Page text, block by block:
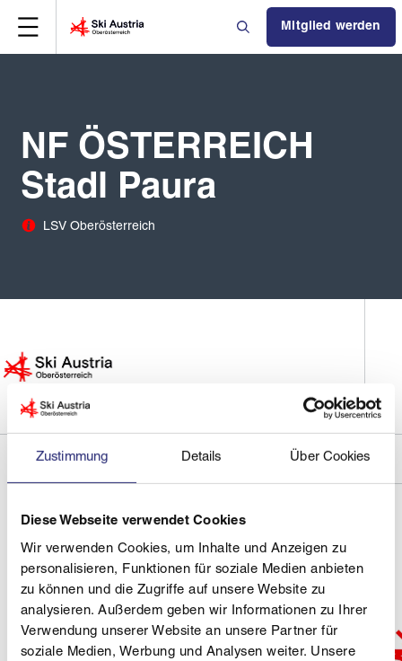
Zustimmung Details Über Cookies
Diese Webseite verwendet Cookies
Wir verwenden Cookies, um Inhalte und Anzeigen zu
personalisieren, Funktionen für soziale Medien anbieten
zu können und die Zugriffe auf unsere Website zu
analysieren. Außerdem geben wir Informationen zu Ihrer
Verwendung unserer Website an unsere Partner für
soziale Medien, Werbung und Analysen weiter. Unsere
Mitglied werden
NF ÖSTERREICH
Stadl Paura
LSV Oberösterreich